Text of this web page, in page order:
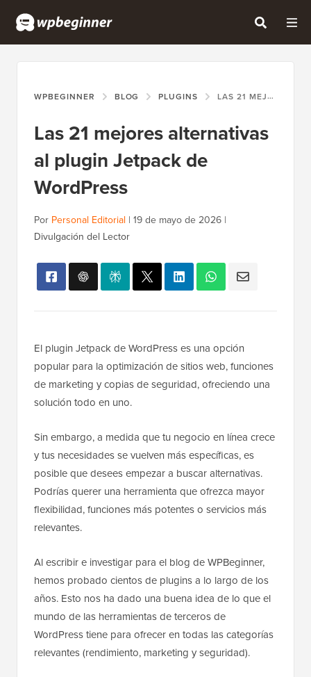
WPBEGINNER BLOG PLUGINS LAS 21 MEJORES ALTERNATIVAS AL PLUGIN JETPACK DE WORDPRESS
Las 21 mejores alternativas
al plugin Jetpack de
WordPress
Por Personal Editorial | 19 de mayo de 2026 |
Divulgación del Lector
El plugin Jetpack de WordPress es una opción
popular para la optimización de sitios web, funciones
de marketing y copias de seguridad, ofreciendo una
solución todo en uno.
Sin embargo, a medida que tu negocio en línea crece
y tus necesidades se vuelven más específicas, es
posible que desees empezar a buscar alternativas.
Podrías querer una herramienta que ofrezca mayor
flexibilidad, funciones más potentes o servicios más
relevantes.
Al escribir e investigar para el blog de WPBeginner,
hemos probado cientos de plugins a lo largo de los
años. Esto nos ha dado una buena idea de lo que el
mundo de las herramientas de terceros de
WordPress tiene para ofrecer en todas las categorías
relevantes (rendimiento, marketing y seguridad).